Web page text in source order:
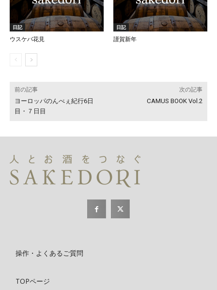
日記
ウスケバ花見
日記
謹賀新年
前の記事
ヨーロッパのんべぇ紀行6日
目・７日目
次の記事
CAMUS BOOK Vol.2
操作・よくあるご質問
TOPページ